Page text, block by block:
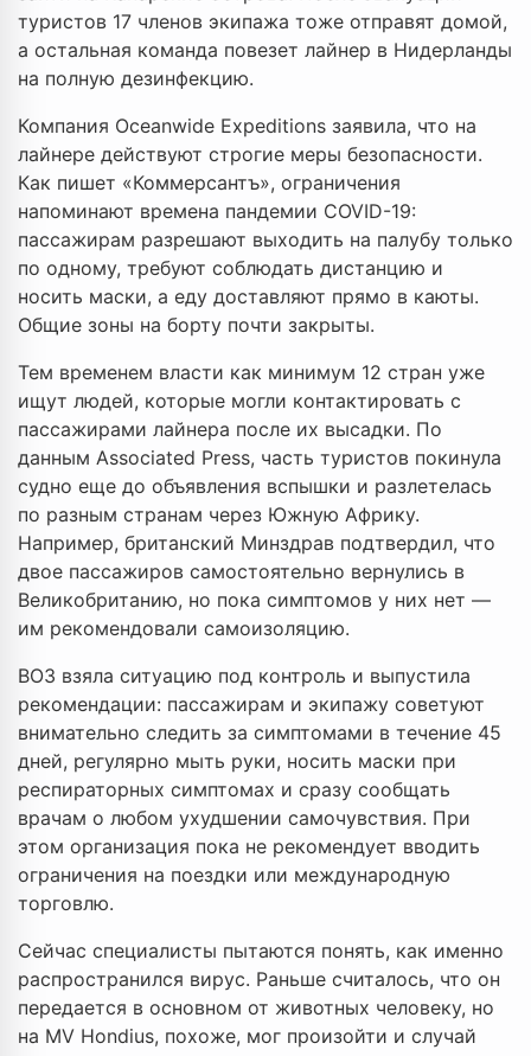
туристов 17 членов экипажа тоже отправят домой,
а остальная команда повезет лайнер в Нидерланды
на полную дезинфекцию.
Компания Oceanwide Expeditions заявила, что на
лайнере действуют строгие меры безопасности.
Как пишет «Коммерсантъ», ограничения
напоминают времена пандемии COVID-19:
пассажирам разрешают выходить на палубу только
по одному, требуют соблюдать дистанцию и
носить маски, а еду доставляют прямо в каюты.
Общие зоны на борту почти закрыты.
Тем временем власти как минимум 12 стран уже
ищут людей, которые могли контактировать с
пассажирами лайнера после их высадки. По
данным Associated Press, часть туристов покинула
судно еще до объявления вспышки и разлетелась
по разным странам через Южную Африку.
Например, британский Минздрав подтвердил, что
двое пассажиров самостоятельно вернулись в
Великобританию, но пока симптомов у них нет —
им рекомендовали самоизоляцию.
ВОЗ взяла ситуацию под контроль и выпустила
рекомендации: пассажирам и экипажу советуют
внимательно следить за симптомами в течение 45
дней, регулярно мыть руки, носить маски при
респираторных симптомах и сразу сообщать
врачам о любом ухудшении самочувствия. При
этом организация пока не рекомендует вводить
ограничения на поездки или международную
торговлю.
Сейчас специалисты пытаются понять, как именно
распространился вирус. Раньше считалось, что он
передается в основном от животных человеку, но
на MV Hondius, похоже, мог произойти и случай